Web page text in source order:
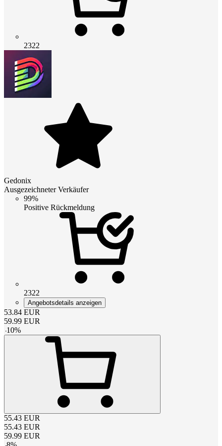
2322
Gedonix
Ausgezeichneter Verkäufer
99%
Positive Rückmeldung
2322
Angebotsdetails anzeigen
53.84 EUR
59.99 EUR
-10%
55.43 EUR
55.43 EUR
59.99 EUR